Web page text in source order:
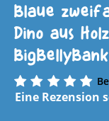
Blaue
Dino aus
Eine Rezension